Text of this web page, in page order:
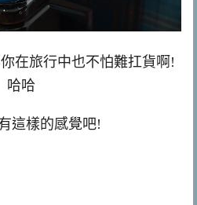
你在旅行中也不怕難扛貨啊!
哈哈
這樣的感覺吧!